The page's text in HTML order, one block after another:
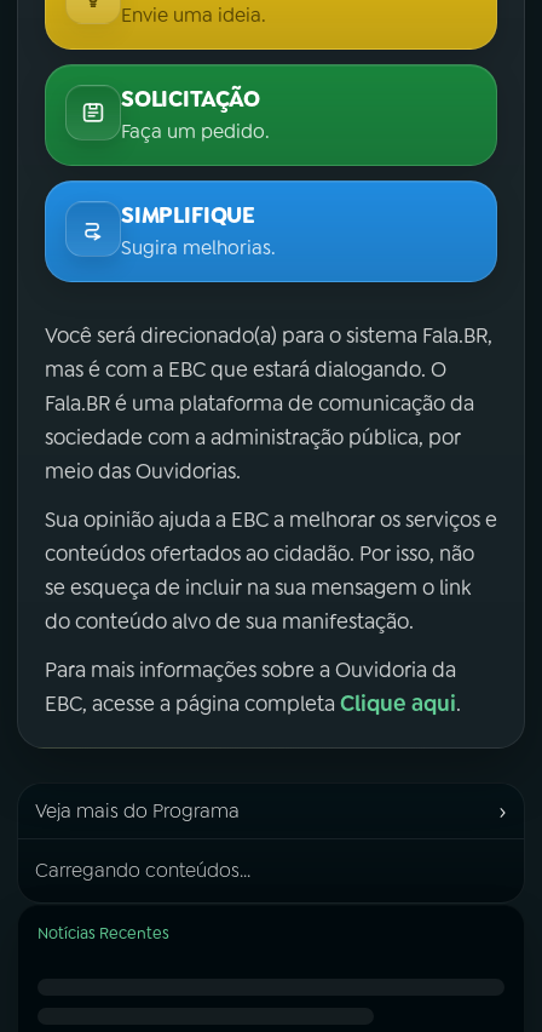
Envie uma ideia.
SOLICITAÇÃO
Faça um pedido.
SIMPLIFIQUE
Sugira melhorias.
Você será direcionado(a) para o sistema Fala.BR,
mas é com a EBC que estará dialogando. O
Fala.BR é uma plataforma de comunicação da
sociedade com a administração pública, por
meio das Ouvidorias.
Sua opinião ajuda a EBC a melhorar os serviços e
conteúdos ofertados ao cidadão. Por isso, não
se esqueça de incluir na sua mensagem o link
do conteúdo alvo de sua manifestação.
Para mais informações sobre a Ouvidoria da
EBC, acesse a página completa Clique aqui.
Veja mais do Programa ›
Carregando conteúdos...
Notícias Recentes